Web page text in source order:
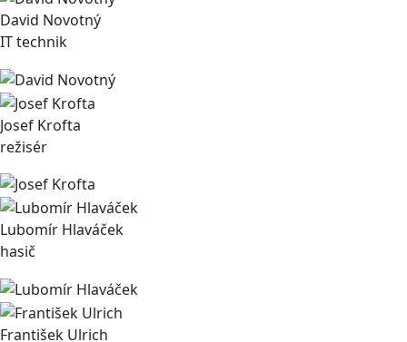
David Novotný
IT technik
Josef Krofta
režisér
Lubomír Hlaváček
hasič
František Ulrich